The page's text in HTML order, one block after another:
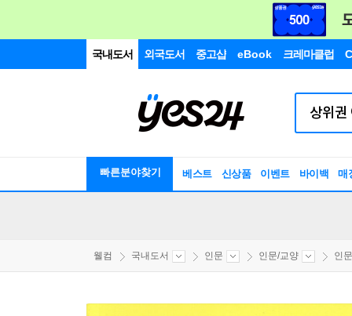
국내도서 외국도서 중고샵 eBook 크레마클럽
빠른분야찾기 베스트 신상품 이벤트 바이백 매
웰컴 국내도서 인문 인문/교양 인